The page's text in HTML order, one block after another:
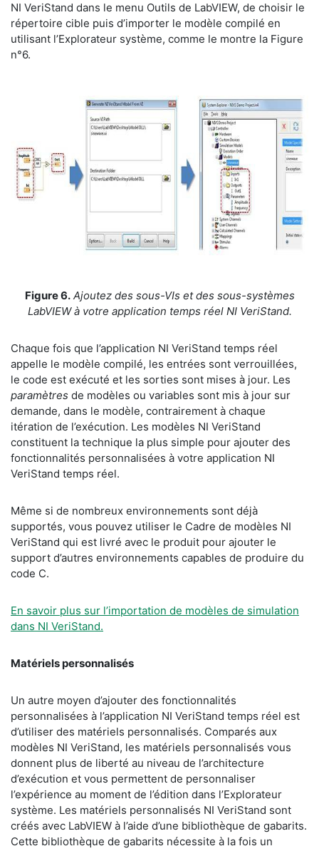
NI VeriStand dans le menu Outils de LabVIEW, de choisir le
répertoire cible puis d’importer le modèle compilé en
utilisant l’Explorateur système, comme le montre la Figure
n°6.
Figure 6.Ajoutez des sous-VIs et des sous-systèmes
LabVIEW à votre application temps réel NI VeriStand.
Chaque fois que l’application NI VeriStand temps réel
appelle le modèle compilé, les entrées sont verrouillées,
le code est exécuté et les sorties sont mises à jour. Les
paramètres de modèles ou variables sont mis à jour sur
demande, dans le modèle, contrairement à chaque
itération de l’exécution. Les modèles NI VeriStand
constituent la technique la plus simple pour ajouter des
fonctionnalités personnalisées à votre application NI
VeriStand temps réel.
Même si de nombreux environnements sont déjà
supportés, vous pouvez utiliser le Cadre de modèles NI
VeriStand qui est livré avec le produit pour ajouter le
support d’autres environnements capables de produire du
code C.
En savoir plus sur l’importation de modèles de simulation
dans NI VeriStand.
Matériels personnalisés
Un autre moyen d’ajouter des fonctionnalités
personnalisées à l’application NI VeriStand temps réel est
d’utiliser des matériels personnalisés. Comparés aux
modèles NI VeriStand, les matériels personnalisés vous
donnent plus de liberté au niveau de l’architecture
d’exécution et vous permettent de personnaliser
l’expérience au moment de l’édition dans l’Explorateur
système. Les matériels personnalisés NI VeriStand sont
créés avec LabVIEW à l’aide d’une bibliothèque de gabarits.
Cette bibliothèque de gabarits nécessite à la fois un